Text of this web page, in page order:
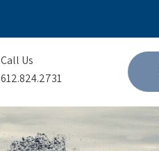
Call Us
612.824.2731